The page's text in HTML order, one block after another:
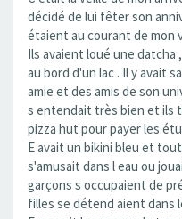
décidé de lui fêter son
étaient au courant de mon
Ils avaient loué une
au bord d'un lac . Il y avait
amie et des amis de son
s entendait très bien et ils
pizza hut pour payer les
E avait un bikini bleu et
s'amusait dans l eau ou
garçons s occupaient de
filles se détend aient dans